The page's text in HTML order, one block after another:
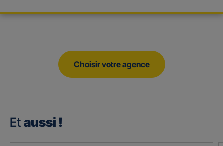
Choisir votre agence
Et aussi !